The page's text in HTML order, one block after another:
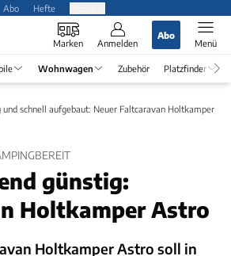
Abo Hefte
Marken Anmelden
Abo
Menü
Wohnwagen Zubehör Platzfinder
und schnell aufgebaut: Neuer Faltcaravan Holtkamper
günstig:
Holtkamper Astro
Holtkamper Astro soll in